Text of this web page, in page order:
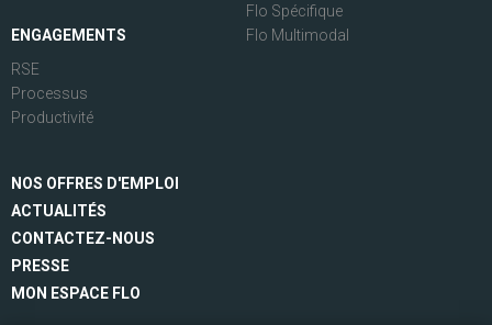
ENGAGEMENTS
RSE
Processus
Productivité
Flo Spécifique
Flo Multimodal
NOS OFFRES D'EMPLOI
ACTUALITÉS
CONTACTEZ-NOUS
PRESSE
MON ESPACE FLO